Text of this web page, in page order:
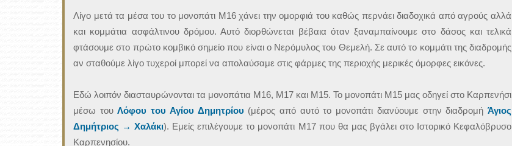
Λίγο μετά τα μέσα του το μονοπάτι Μ16 χάνει την ομορφιά του καθώς περνάει διαδοχικά από αγρούς αλλά
και κομμάτια ασφάλτινου δρόμου. Αυτό διορθώνεται βέβαια όταν ξαναμπαίνουμε στο δάσος και τελικά
φτάσουμε στο πρώτο κομβικό σημείο που είναι ο Νερόμυλος του Θεμελή. Σε αυτό το κομμάτι της διαδρομής
αν σταθούμε λίγο τυχεροί μπορεί να απολαύσαμε στις φάρμες της περιοχής μερικές όμορφες εικόνες.
Εδώ λοιπόν διασταυρώνονται τα μονοπάτια Μ16, Μ17 και Μ15. Το μονοπάτι Μ15 μας οδηγεί στο Καρπενήσι
μέσω τουΛόφου του Αγίου Δημητρίου (μέρος από αυτό το μονοπάτι διανύουμε στην διαδρομήΆγιος
Δημήτριος → Χαλάκι). Εμείς επιλέγουμε το μονοπάτι Μ17 που θα μας βγάλει στο Ιστορικό Κεφαλόβρυσο
Καρπενησίου.